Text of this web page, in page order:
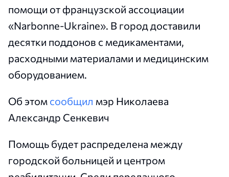
помощи от французской ассоциации
«Narbonne-Ukraine». В город доставили
десятки поддонов с медикаментами,
расходными материалами и медицинским
оборудованием.
Об этом сообщил мэр Николаева
Александр Сенкевич
Помощь будет распределена между
городской больницей и центром